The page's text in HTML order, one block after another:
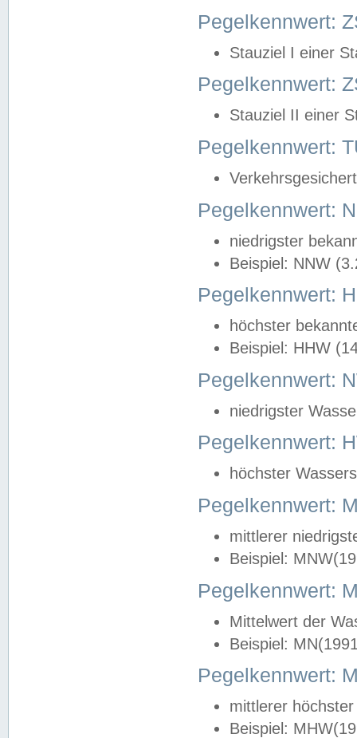
Pegelkennwert:
Stauziel I einer
Pegelkennwert:
Stauziel II einer
Pegelkennwert:
Pegelkennwert:
niedrigster
Beispiel: NNW
Pegelkennwert:
höchster
Beispiel: HHW
Pegelkennwert:
niedrigster
Pegelkennwert:
höchster
Pegelkennwert:
mittlerer
Beispiel:
Pegelkennwert:
Mittelwert der
Beispiel:
Pegelkennwert:
mittlerer
Beispiel: